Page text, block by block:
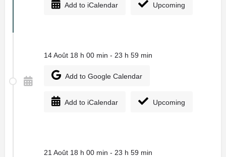
Add to iCalendar Upcoming
14 Août 18 h 00 min - 23 h 59 min
Add to Google Calendar
Add to iCalendar Upcoming
21 Août 18 h 00 min - 23 h 59 min